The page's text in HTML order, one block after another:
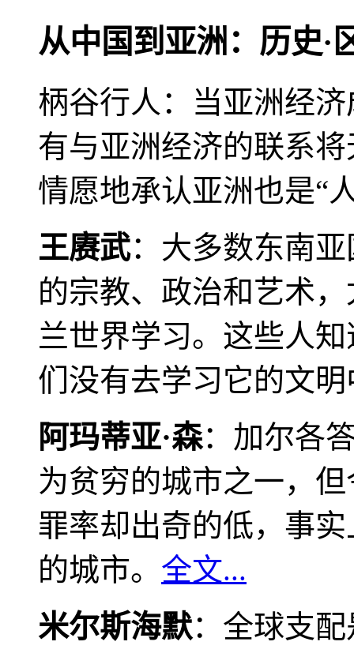
从中国到亚洲：历史·
柄谷行人：当亚洲经
有与亚洲经济的联系
情愿地承认亚洲也是“
王赓武：大多数东南
的宗教、政治和艺术
兰世界学习。这些人
们没有去学习它的文
阿玛蒂亚·森：加尔各
为贫穷的城市之一，
罪率却出奇的低，事
的城市。 全文...
米尔斯海默：全球支